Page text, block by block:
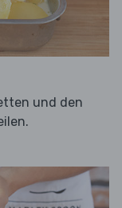
und den